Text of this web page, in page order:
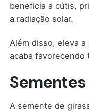
beneficia a cútis,
a radiação solar.
Além disso, eleva
acaba favorecendo
A semente de